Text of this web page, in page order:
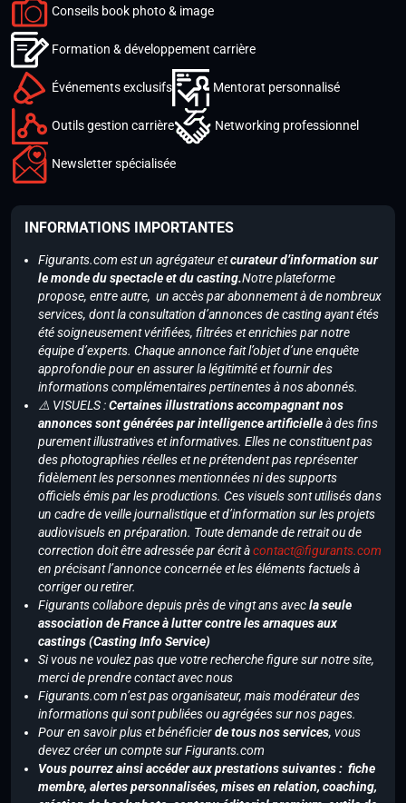
Conseils book photo & image
Formation & développement carrière
Événements exclusifs Mentorat personnalisé
Outils gestion carrière Networking professionnel
Newsletter spécialisée
INFORMATIONS IMPORTANTES
Figurants.com est un agrégateur etcurateur d’information sur
le monde du spectacle et du casting.Notre plateforme
propose, entre autre, un accès par abonnement à de nombreux
services, dont la consultation d’annonces de casting ayant étés
été soigneusement vérifiées, filtrées et enrichies par notre
équipe d’experts. Chaque annonce fait l’objet d’une enquête
approfondie pour en assurer la légitimité et fournir des
informations complémentaires pertinentes à nos abonnés.
⚠️ VISUELS :Certaines illustrations accompagnant nos
annonces sont générées par intelligence artificielleà des fins
purement illustratives et informatives. Elles ne constituent pas
des photographies réelles et ne prétendent pas représenter
fidèlement les personnes mentionnées ni des supports
officiels émis par les productions. Ces visuels sont utilisés dans
un cadre de veille journalistique et d’information sur les projets
audiovisuels en préparation. Toute demande de retrait ou de
correction doit être adressée par écrit àcontact@figurants.com
en précisant l’annonce concernée et les éléments factuels à
corriger ou retirer.
Figurants collabore depuis près de vingt ans avecla seule
association de France à lutter contre les arnaques aux
castings (Casting Info Service)
Si vous ne voulez pas que votre recherche figure sur notre site,
merci de prendre contact avec nous
Figurants.com n’est pas organisateur, mais modérateur des
informations qui sont publiées ou agrégées sur nos pages.
Pour en savoir plus et bénéficierde tous nos services, vous
devez créer un compte sur Figurants.com
Vous pourrez ainsi accéder aux prestations suivantes : fiche
membre, alertes personnalisées, mises en relation, coaching,